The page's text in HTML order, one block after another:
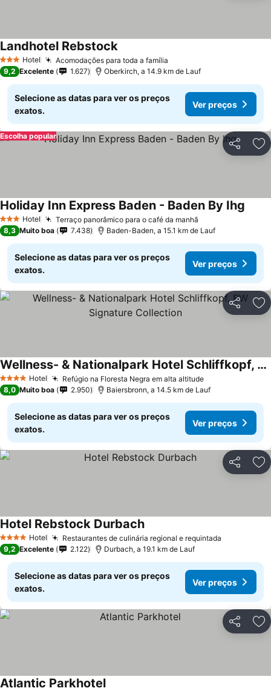
3 EstrelasHotel Acomodações para toda a família
Landhotel Rebstock
9,2 Excelente 1.627 Oberkirch, a 14.9 km de Lauf
Selecione as datas para ver os preços
exatos.
Ver preços
Partilhar
Escolha popular
3 EstrelasHotel Terraço panorâmico para o café da manhã
Holiday Inn Express Baden - Baden By Ihg
8,3 Muito boa 7.438 Baden-Baden, a 15.1 km de Lauf
Selecione as datas para ver os preços
exatos.
Ver preços
Partilhar
4 EstrelasHotel Refúgio na Floresta Negra em alta altitude
Wellness- & Nationalpark Hotel Schliffkopf, BW Signature Collection
8,0 Muito boa 2.950 Baiersbronn, a 14.5 km de Lauf
Selecione as datas para ver os preços
exatos.
Ver preços
Partilhar
4 EstrelasHotel Restaurantes de culinária regional e requintada
Hotel Rebstock Durbach
9,2 Excelente 2.122 Durbach, a 19.1 km de Lauf
Selecione as datas para ver os preços
exatos.
Ver preços
Partilhar
Atlantic Parkhotel